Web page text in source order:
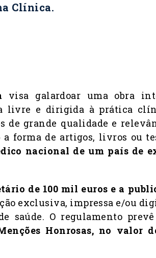
Clínica.
visa galardoar uma obra
livre e dirigida à prática
de grande qualidade e
forma de artigos, livros ou
nacional de um país de
de 100 mil euros e a
exclusiva, impressa e/ou
saúde. O regulamento
Honrosas, no valor